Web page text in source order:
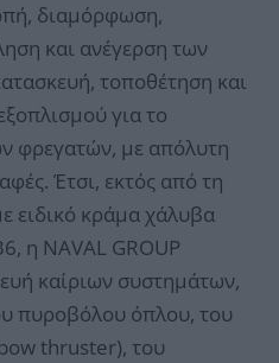
διαμόρφωση,
και ανέγερση των
τοποθέτηση και
για το
φρεγατών, με απόλυτη
Έτσι, εκτός από τη
ειδικό κράμα χάλυβα
η NAVAL GROUP
καίριων συστημάτων,
πυροβόλου όπλου, του
thruster), του